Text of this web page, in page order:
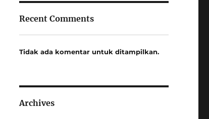
Recent Comments
Tidak ada komentar untuk ditampilkan.
Archives